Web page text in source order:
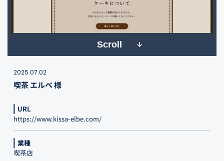
Scroll
2025.07.02
喫茶 エルベ 様
URL
https://www.kissa-elbe.com/
業種
喫茶店